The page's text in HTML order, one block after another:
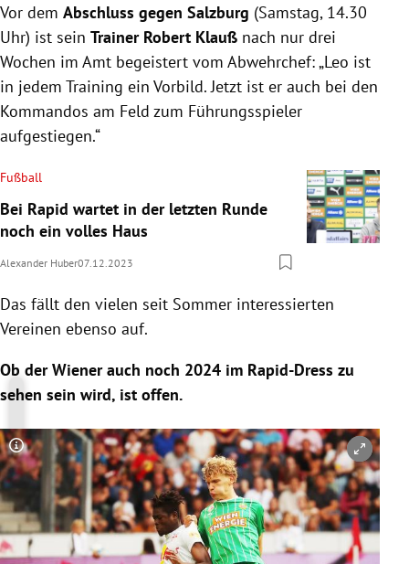
Vor dem Abschluss gegen Salzburg (Samstag, 14.30
Uhr) ist sein Trainer Robert Klauß nach nur drei
Wochen im Amt begeistert vom Abwehrchef: „Leo ist
in jedem Training ein Vorbild. Jetzt ist er auch bei den
Kommandos am Feld zum Führungsspieler
aufgestiegen.“
Fußball
Bei Rapid wartet in der letzten Runde
noch ein volles Haus
Alexander Huber07.12.2023
Das fällt den vielen seit Sommer interessierten
Vereinen ebenso auf.
Ob der Wiener auch noch 2024 im Rapid-Dress zu
sehen sein wird, ist offen.
Copyright-Hinweis öffnen/schließen